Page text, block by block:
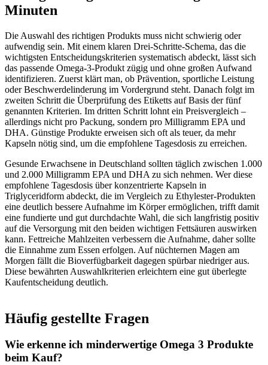
Minuten
Die Auswahl des richtigen Produkts muss nicht schwierig oder
aufwendig sein. Mit einem klaren Drei-Schritte-Schema, das die
wichtigsten Entscheidungskriterien systematisch abdeckt, lässt sich
das passende Omega-3-Produkt zügig und ohne großen Aufwand
identifizieren. Zuerst klärt man, ob Prävention, sportliche Leistung
oder Beschwerdelinderung im Vordergrund steht. Danach folgt im
zweiten Schritt die Überprüfung des Etiketts auf Basis der fünf
genannten Kriterien. Im dritten Schritt lohnt ein Preisvergleich –
allerdings nicht pro Packung, sondern pro Milligramm EPA und
DHA. Günstige Produkte erweisen sich oft als teuer, da mehr
Kapseln nötig sind, um die empfohlene Tagesdosis zu erreichen.
Gesunde Erwachsene in Deutschland sollten täglich zwischen 1.000
und 2.000 Milligramm EPA und DHA zu sich nehmen. Wer diese
empfohlene Tagesdosis über konzentrierte Kapseln in
Triglyceridform abdeckt, die im Vergleich zu Ethylester-Produkten
eine deutlich bessere Aufnahme im Körper ermöglichen, trifft damit
eine fundierte und gut durchdachte Wahl, die sich langfristig positiv
auf die Versorgung mit den beiden wichtigen Fettsäuren auswirken
kann. Fettreiche Mahlzeiten verbessern die Aufnahme, daher sollte
die Einnahme zum Essen erfolgen. Auf nüchternen Magen am
Morgen fällt die Bioverfügbarkeit dagegen spürbar niedriger aus.
Diese bewährten Auswahlkriterien erleichtern eine gut überlegte
Kaufentscheidung deutlich.
Häufig gestellte Fragen
Wie erkenne ich minderwertige Omega 3 Produkte
beim Kauf?